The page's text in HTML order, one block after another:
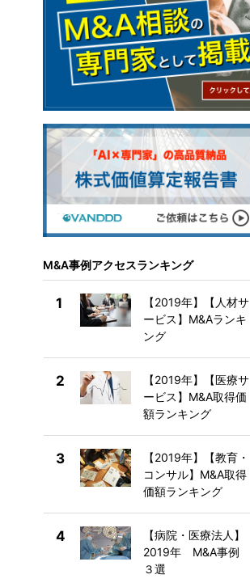
M&A事例アクセスランキング
1
【2019年】【人材サ
ービス】M&Aランキ
ング
2
【2019年】【医療サ
ービス】M&A取得価
額ランキング
3
【2019年】【教育・
コンサル】M&A取得
価額ランキング
4
【病院・医療法人】
2019年 M&A事例
３選